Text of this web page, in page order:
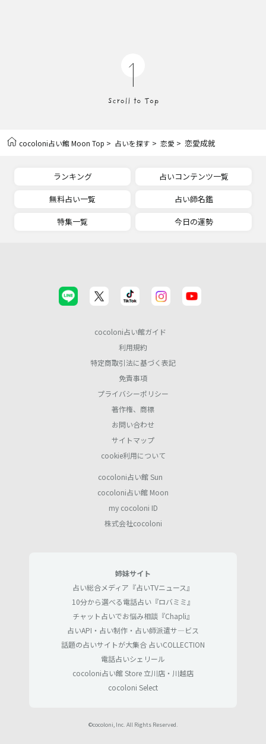
cocoloni占い館 Moon Top > 占いを探す > 恋愛 > 恋愛成就
ランキング
占いコンテンツ一覧
無料占い一覧
占い師名鑑
特集一覧
今日の運勢
cocoloni占い館ガイド
利用規約
特定商取引法に基づく表記
免責事項
プライバシーポリシー
著作権、商標
お問い合わせ
サイトマップ
cookie利用について
cocoloni占い館 Sun
cocoloni占い館 Moon
my cocoloni ID
株式会社cocoloni
姉妹サイト
占い総合メディア『占いTVニュース』
10分から選べる電話占い『ロバミミ』
チャット占いでお悩み相談『Chapli』
占いAPI・占い制作・占い師派遣サ―ビス
話題の占いサイトが大集合 占いCOLLECTION
電話占いシェリール
cocoloni占い館 Store 立川店・川越店
cocoloni Select
©cocoloni, Inc. All Rights Reserved.